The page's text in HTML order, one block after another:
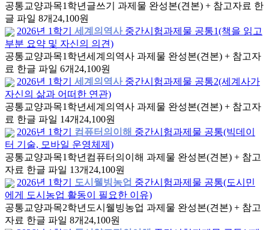
공통교양과목1학년 글쓰기 과제물 완성본(견본) + 참고자료 한
글 파일 8개 24,100원
2026년 1학기
세계의역사 중간시험과제물 공통1(책을 읽고
부분 요약 및 자신의 의견)
공통교양과목1학년세계의역사 과제물 완성본(견본) + 참고자
료 한글 파일 6개 24,100원
2026년 1학기
세계의역사 중간시험과제물 공통2(세계사가
자신의 삶과 어떠한 연관)
공통교양과목1학년세계의역사 과제물 완성본(견본) + 참고자
료 한글 파일 14개 24,100원
2026년 1학기
컴퓨터의이해 중간시험과제물 공통(빅데이
터 기술, 모바일 운영체제)
공통교양과목1학년 컴퓨터의이해 과제물 완성본(견본) + 참고
자료 한글 파일 13개 24,100원
2026년 1학기
도시웰빙농업 중간시험과제물 공통(도시민
에게 도시농업 활동이 필요한 이유)
공통교양과목2학년 도시웰빙농업 과제물 완성본(견본) + 참고
자료 한글 파일 8개 24,100원